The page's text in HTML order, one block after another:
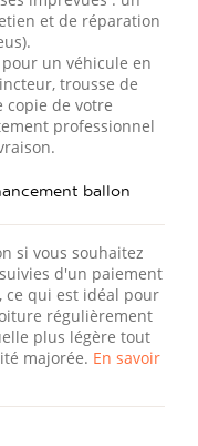
et de réparation
un véhicule en
trousse de
copie de votre
professionnel
ballon
si vous souhaitez
d'un paiement
qui est idéal pour
régulièrement
plus légère tout
majorée. En savoir